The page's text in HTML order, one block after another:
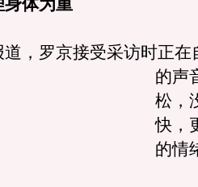
身体为重
罗京接受采访时正在
的声
松，
快，
的情